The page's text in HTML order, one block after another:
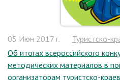
05 Июн 2017 г.
Туристско-
Об итогах всероссийского
методических материалов в
организаторам туристско-